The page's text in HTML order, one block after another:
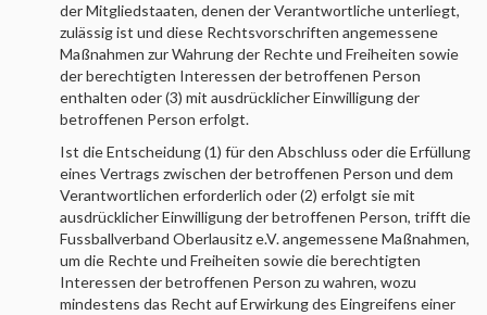
der Mitgliedstaaten, denen der Verantwortliche unterliegt,
zulässig ist und diese Rechtsvorschriften angemessene
Maßnahmen zur Wahrung der Rechte und Freiheiten sowie
der berechtigten Interessen der betroffenen Person
enthalten oder (3) mit ausdrücklicher Einwilligung der
betroffenen Person erfolgt.
Ist die Entscheidung (1) für den Abschluss oder die Erfüllung
eines Vertrags zwischen der betroffenen Person und dem
Verantwortlichen erforderlich oder (2) erfolgt sie mit
ausdrücklicher Einwilligung der betroffenen Person, trifft die
Fussballverband Oberlausitz e.V.angemessene Maßnahmen,
um die Rechte und Freiheiten sowie die berechtigten
Interessen der betroffenen Person zu wahren, wozu
mindestens das Recht auf Erwirkung des Eingreifens einer